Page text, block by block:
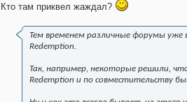
Кто там приквел жаждал?
Тем временем различные форумы
Redemption.
Так, например, некоторые решили,
Redemption и по совместительству